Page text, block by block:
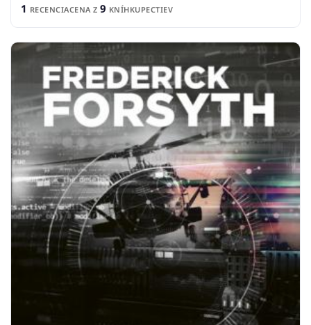
1 RECENCIACENA Z 9 KNÍHKUPECTIEV